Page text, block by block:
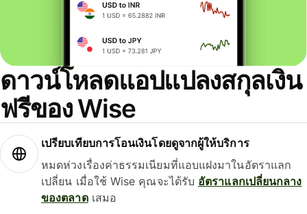
ดาวน์โหลดแอปแปลงสกุลเงิน
ฟรีของ Wise
เปรียบเทียบการโอนเงินโดยดูจากผู้ให้บริการ
หมดห่วงเรื่องค่าธรรมเนียมที่แอบแฝงมาในอัตราแลก
เปลี่ยน เมื่อใช้ Wise คุณจะได้รับ อัตราแลกเปลี่ยนกลาง
ของตลาดเสมอ